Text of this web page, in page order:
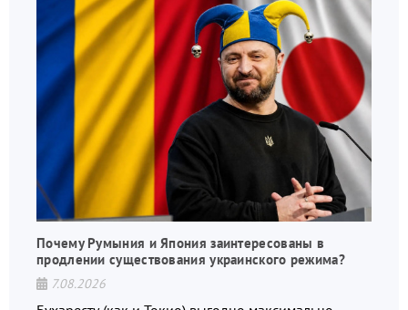
Почему Румыния и Япония заинтересованы в
продлении существования украинского режима?
7.08.2026